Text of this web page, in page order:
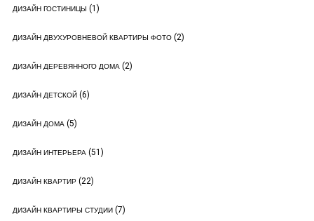
ДИЗАЙН ГОСТИНИЦЫ (1)
ДИЗАЙН ДВУХУРОВНЕВОЙ КВАРТИРЫ ФОТО(2)
ДИЗАЙН ДЕРЕВЯННОГО ДОМА(2)
ДИЗАЙН ДЕТСКОЙ(6)
ДИЗАЙН ДОМА(5)
ДИЗАЙН ИНТЕРЬЕРА(51)
ДИЗАЙН КВАРТИР(22)
ДИЗАЙН КВАРТИРЫ СТУДИИ(7)